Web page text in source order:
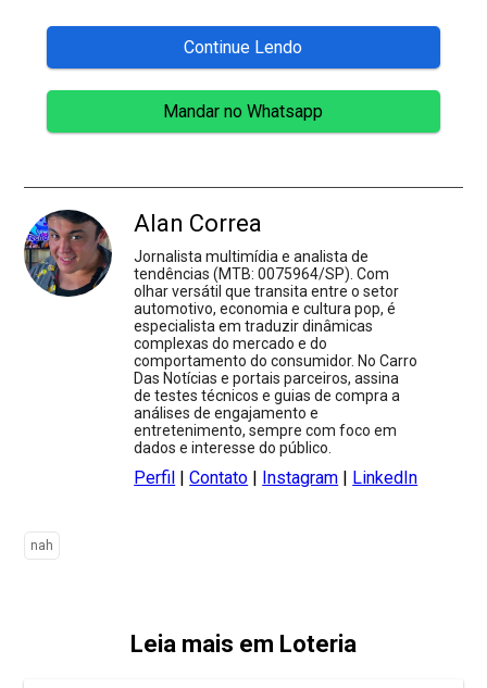
Continue Lendo
Mandar no Whatsapp
Alan Correa
Jornalista multimídia e analista de
tendências (MTB: 0075964/SP). Com
olhar versátil que transita entre o setor
automotivo, economia e cultura pop, é
especialista em traduzir dinâmicas
complexas do mercado e do
comportamento do consumidor. No Carro
Das Notícias e portais parceiros, assina
de testes técnicos e guias de compra a
análises de engajamento e
entretenimento, sempre com foco em
dados e interesse do público.
Perfil |Contato | Instagram | LinkedIn
nah
Leia mais em Loteria